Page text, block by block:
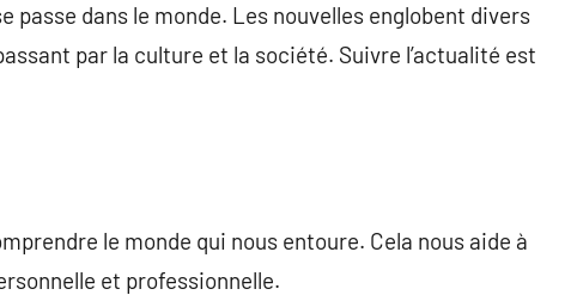
dans le monde. Les nouvelles englobent divers
par la culture et la société. Suivre l’actualité est
le monde qui nous entoure. Cela nous aide à
et professionnelle.